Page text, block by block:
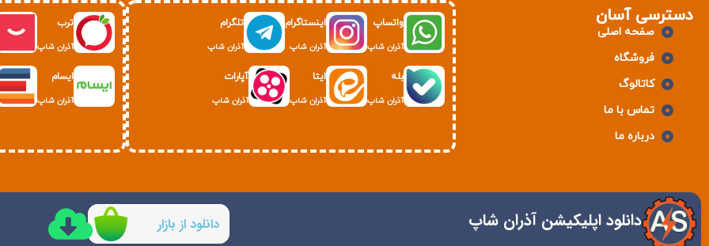
دسترسی آسان
صفحه اصلی
فروشگاه
کاتالوگ
تماس با ما
درباره ما
واتساپ
آذران شاپ
اینستاگرام
آذران شاپ
تلگرام
آذران شاپ
بله
آذران شاپ
ایتا
آذران شاپ
آپارات
آذران شاپ
ترب
آذران شاپ
ایسام
آذران شاپ
دانلود اپلیکیشن آذران شاپ دانلود از بازار